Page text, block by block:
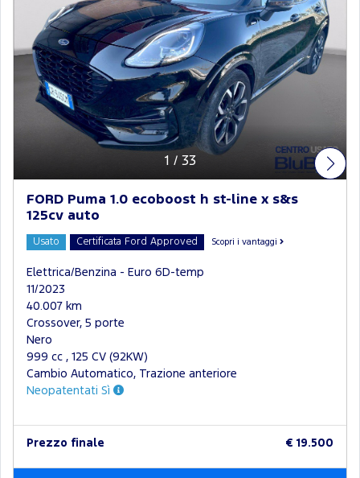
1 / 33
FORD Puma 1.0 ecoboost h st-line x s&s
125cv auto
Usato Certificata Ford Approved Scopri i vantaggi
Elettrica/Benzina - Euro 6D-temp
11/2023
40.007 km
Crossover, 5 porte
Nero
999 cc , 125 CV (92KW)
Cambio Automatico, Trazione anteriore
Neopatentati Sì
Prezzo finale € 19.500